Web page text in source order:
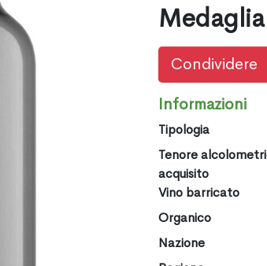
Condividere
Informazioni
Tipologia
Tenore
acquisito
Vino barricato
Organico
Nazione